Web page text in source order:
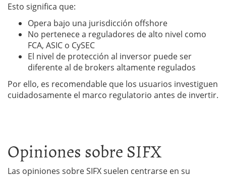
Esto significa que:
Opera bajo una jurisdicción offshore
No pertenece a reguladores de alto nivel como
FCA, ASIC o CySEC
El nivel de protección al inversor puede ser
diferente al de brokers altamente regulados
Por ello, es recomendable que los usuarios investiguen
cuidadosamente el marco regulatorio antes de invertir.
Opiniones sobre SIFX
Las opiniones sobre SIFX suelen centrarse en su